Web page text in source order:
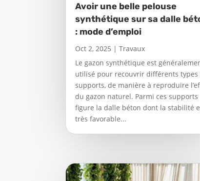
Avoir une belle pelouse
synthétique sur sa dalle
: mode d’emploi
Oct 2, 2025 |Travaux
Le gazon synthétique est
utilisé pour recouvrir différents types
supports, de manière à reproduire
du gazon naturel. Parmi ces supports
figure la dalle béton dont la stabilité
très favorable...